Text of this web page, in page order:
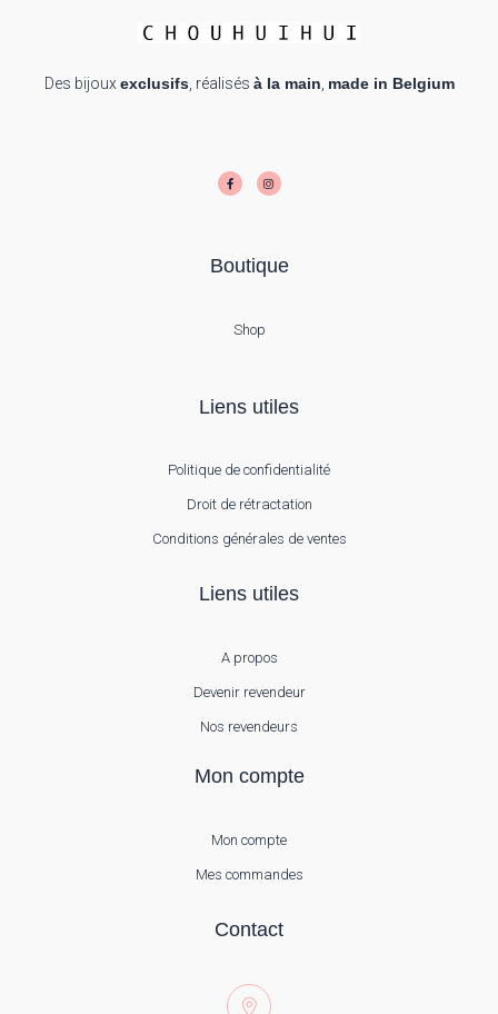
Des bijoux exclusifs, réalisés à la main made in Belgium
c
e
b
s
t
a
Boutique
Shop
Liens utiles
Politique de confidentialité
Droit de rétractation
Conditions générales de ventes
Liens utiles
A propos
Devenir revendeur
Nos revendeurs
Mon compte
Mon compte
Mes commandes
Contact